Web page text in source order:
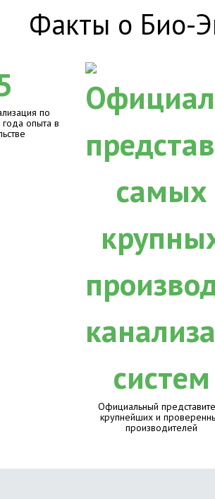
Факты о Био-
по
года опыта в
Официальный
крупнейших и
производителей